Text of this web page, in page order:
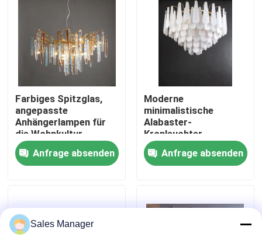
Werksbesichtigung
Qualitätskontrolle
Bitte um ein Angebot
Hängende Leuchter-Lichter
kundenspezifische hängende Lichter
Farbiges Spitzglas,
angepasste
Anhängerlampen für
die Wohnkultur
Anfrage absenden
Moderne
minimalistische
Alabaster-
Kronleuchter
Wohnzimmer-
Kronleuchter Licht
Luxus-Villa Esszimmer
Anhängerlampe
Anfrage absenden
Sales Manager